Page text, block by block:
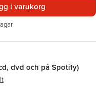
i varukorg
dvd och på Spotify)